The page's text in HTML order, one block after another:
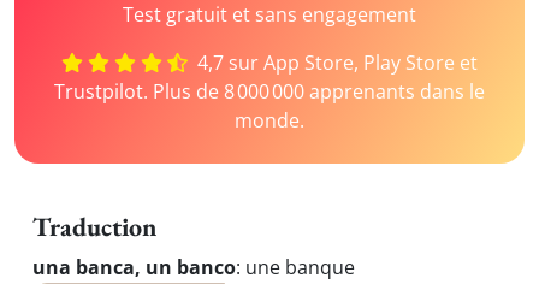
Test gratuit et sans engagement
4,7 sur App Store, Play Store et
Trustpilot. Plus de 8 000 000 apprenants dans le
monde.
Traduction
una banca, un banco: une banque